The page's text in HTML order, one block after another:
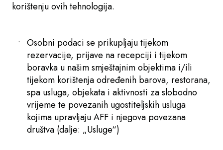
korištenju ovih tehnologija.
Osobni podaci se prikupljaju tijekom
rezervacije, prijave na recepciji i tijekom
boravka u našim smještajnim objektima i/ili
tijekom korištenja određenih barova, restorana,
spa usluga, objekata i aktivnosti za slobodno
vrijeme te povezanih ugostiteljskih usluga
kojima upravljaju AFF i njegova povezana
društva (dalje: „Usluge“)